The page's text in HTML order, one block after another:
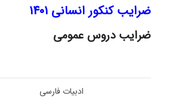
ضرایب کنکور انسانی 1401
ضرایب دروس عمومی
ادبیات فارسی